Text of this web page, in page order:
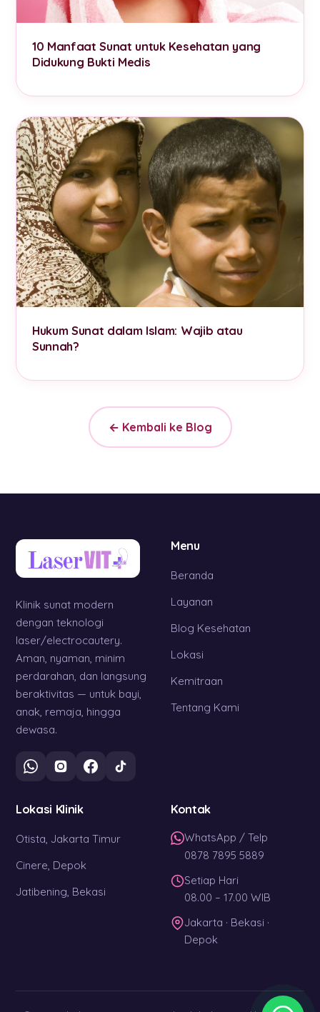
10 Manfaat Sunat untuk Kesehatan yang
Didukung Bukti Medis
Hukum Sunat dalam Islam: Wajib atau
Sunnah?
← Kembali ke Blog
Klinik sunat modern
dengan teknologi
laser/electrocautery.
Aman, nyaman, minim
perdarahan, dan langsung
beraktivitas — untuk bayi,
anak, remaja, hingga
dewasa.
Menu
Beranda
Layanan
Blog Kesehatan
Lokasi
Kemitraan
Tentang Kami
Lokasi Klinik
Otista, Jakarta Timur
Cinere, Depok
Jatibening, Bekasi
Kontak
WhatsApp / Telp
0878 7895 5889
Setiap Hari
08.00 – 17.00 WIB
Jakarta · Bekasi ·
Depok